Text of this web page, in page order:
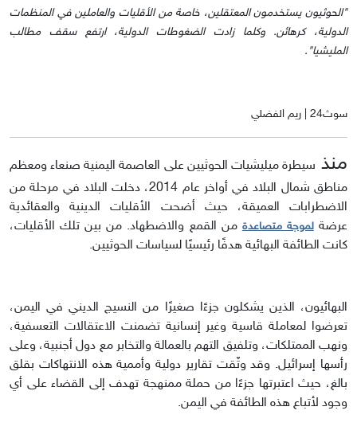
"الحوثيون يستخدمون المعتقلين، خاصة من الأقليات والعاملين في المنظمات
الدولية، كرهائن. وكلما زادت الضغوطات الدولية، ارتفع سقف مطالب
المليشيا".
سوث24 | ريم الفضلي
منذ سيطرة ميليشيات الحوثيين على العاصمة اليمنية صنعاء ومعظم
مناطق شمال البلاد في أواخر عام 2014، دخلت البلاد في مرحلة من
الاضطرابات العميقة، حيث أضحت الأقليات الدينية والعقائدية
عرضةلموجة متصاعدةمن القمع والاضطهاد. من بين تلك الأقليات،
كانت الطائفة البهائية هدفًا رئيسيًا لسياسات الحوثيين.
البهائيون، الذين يشكلون جزءًا صغيرًا من النسيج الديني في اليمن،
تعرضوا لمعاملة قاسية وغير إنسانية تضمنت الاعتقالات التعسفية،
ونهب الممتلكات، وتلفيق التهم بالعمالة والتخابر مع دول أجنبية، وعلى
رأسها إسرائيل. وقد وثّقت تقارير دولية وأممية هذه الانتهاكات بقلق
بالغ، حيث اعتبرتها جزءًا من حملة ممنهجة تهدف إلى القضاء على أي
وجود لأتباع هذه الطائفة في اليمن.